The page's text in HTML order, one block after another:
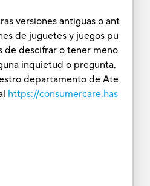
versiones antiguas o ant
de juguetes y juegos pu
de descifrar o tener meno
inquietud o pregunta,
departamento de Ate
https://consumercare.has